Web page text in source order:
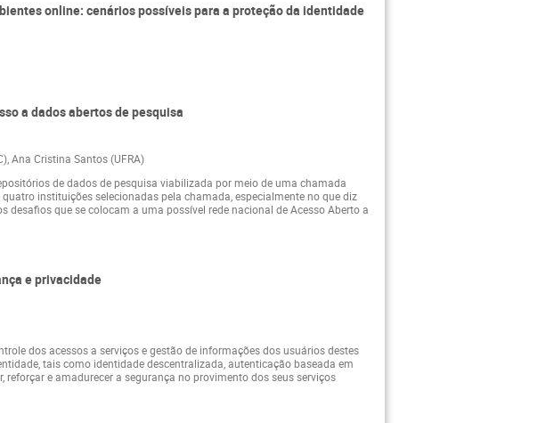
online: cenários possíveis para a proteção da identidade
a dados abertos de pesquisa
Ana Cristina Santos (UFRA)
de dados de pesquisa viabilizada por meio de uma chamada
instituições selecionadas pela chamada, especialmente no que diz
desafios que se colocam a uma possível rede nacional de Acesso Aberto a
e privacidade
dos acessos a serviços e gestão de informações dos usuários destes
tais como identidade descentralizada, autenticação baseada em
e amadurecer a segurança no provimento dos seus serviços